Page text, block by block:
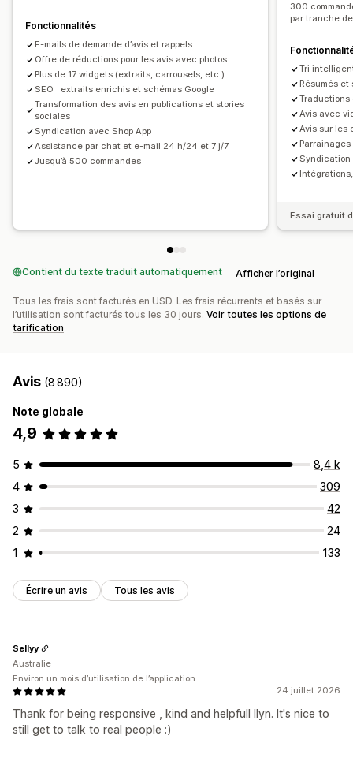
Requêtes par e-mail
Pop-ups
Formulaires Promotions
Import et export
Migration des avis Association d’avis
Automatisations Requêtes personnalisées
Fonctionnalités
E-mails de demande d’avis et rappels
Offre de réductions pour les avis avec photos
Plus de 17 widgets (extraits, carrousels, etc.)
SEO : extraits enrichis et schémas Google
Transformation des avis en publications et stories
sociales
Syndication avec Shop App
Assistance par chat et e-mail 24 h/24 et 7 j/7
Jusqu’à 500 commandes
300
par tranche
Tri
Résumés et
Traductions
Avis avec
Avis sur les
Syndication
Essai gratuit
Contient du texte traduit automatiquement Afficher l’original
Tous les frais sont facturés en USD. Les frais récurrents et basés sur
l’utilisation sont facturés tous les 30 jours. Voir toutes les options de
tarification
Avis (8 890)
Note globale
4,9
5
8,4 k
4
309
3
42
2
24
1
133
Écrire un avis Tous les avis
24 juillet 2026
Thank for being responsive , kind and helpfull Ilyn. It's nice to
still get to talk to real people :)
Sellyy
Australie
Environ un mois d’utilisation de l’application